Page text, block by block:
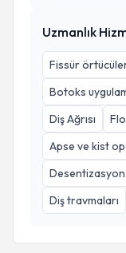
Uzmanlık
Fissür
Botoks
Diş Ağrısı
Apse ve kist
Diş travmaları